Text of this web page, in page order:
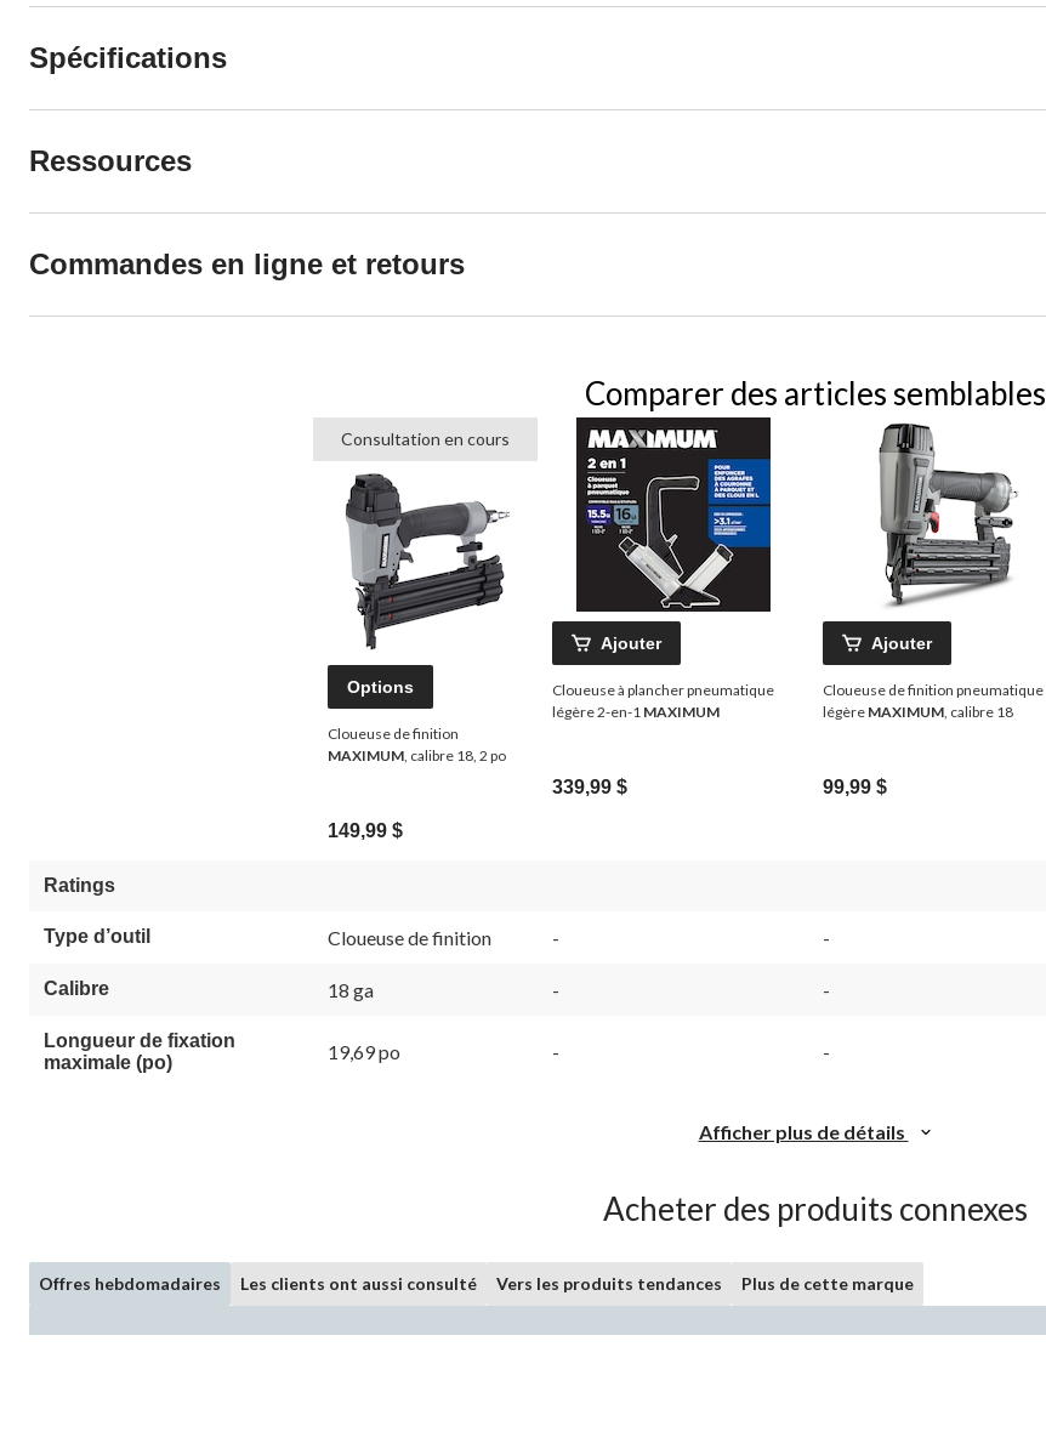
Spécifications
Ressources
Commandes en ligne et retours
Comparer des articles semblables
Consultation en cours
Options
Cloueuse de finition
MAXIMUM , calibre 18, 2 po
149,99 $
Ajouter
Cloueuse à plancher pneumatique
légère 2-en-1 MAXIMUM
339,99 $
Ajouter
Cloueuse de finition pneumatique
légère MAXIMUM , calibre 18
99,99 $
Ratings
Type d’outil Cloueuse de finition - -
Calibre 18 ga - -
Longueur de fixation
maximale (po)
19,69 po - -
Afficher plus de détails
Acheter des produits connexes
Offres hebdomadaires Les clients ont aussi consulté Vers les produits tendances Plus de cette marque